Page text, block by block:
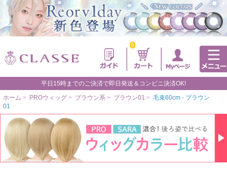
0
平日15時までのご決済で即日発送＆コンビニ決済OK!
ホーム > PROウィッグ > ブラウン系 > ブラウン01 > 毛束60cm - ブラウン
01